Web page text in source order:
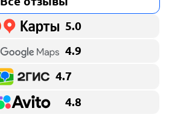
5.0
4.9
4.7
4.8